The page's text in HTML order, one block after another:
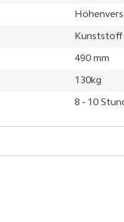
Kunststoff
490 mm
130kg
8 - 10